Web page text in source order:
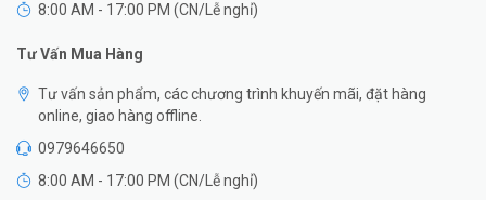
8:00 AM - 17:00 PM (CN/Lễ nghỉ)
Tư Vấn Mua Hàng
Tư vấn sản phẩm, các chương trình khuyến mãi, đặt hàng
online, giao hàng offline.
0979646650
8:00 AM - 17:00 PM (CN/Lễ nghỉ)